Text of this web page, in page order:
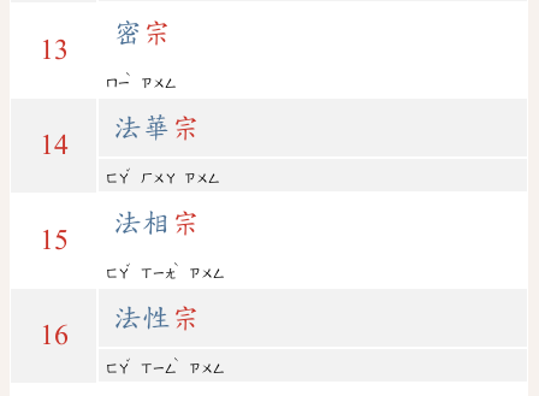
13
密 宗
ㄇㄧ
ˋ
ㄗㄨㄥ
14
法華 宗
ㄈㄚ
ˇ
ㄏㄨㄚ ㄗㄨㄥ
15
法相 宗
ㄈㄚ
ˇ
ㄒㄧㄤ
ˋ
ㄗㄨㄥ
16
法性 宗
ㄈㄚ
ˇ
ㄒㄧㄥ
ˋ
ㄗㄨㄥ